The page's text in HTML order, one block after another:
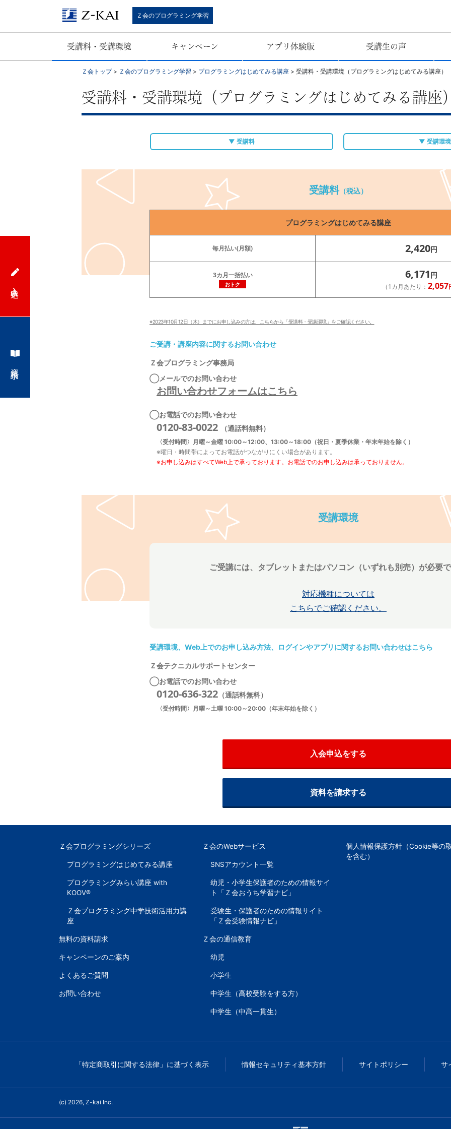
児
か
の
プ
グ
ラ
ミ
Ｚ会のプログラミング学習
受講料・受講環境 キャンペーン アプリ体験版 受講生の声
Ｚ会トップ> Ｚ会のプログラミング学習 > プログラミングはじめてみる講座 > 受講料・受講環境（プログラミングはじめてみる講座）
受講料・受講環境（プログラミングはじめてみる講座
▼ 受講料 ▼ 受講環境
受講料（税込）
プログラミングはじめてみる講座
毎月払い(月額) 2,420円
3カ月一括払い
おトク
6,171円
（1カ月あたり： 2,057
※2023年10月12日（木）までにお申し込みの方は、こちらから「受講料・受講環境」をご確認ください。
ご受講・講座内容に関するお問い合わせ
Ｚ会プログラミング事務局
◯メールでのお問い合わせ
お問い合わせフォームはこちら
◯お電話でのお問い合わせ
0120-83-0022 （通話料無料）
〈受付時間〉月曜～金曜 10:00～12:00、13:00～18:00（祝日・夏季休業・年末年始を除く）
※曜日・時間帯によってお電話がつながりにくい場合があります。
※お申し込みはすべてWeb上で承っております。お電話でのお申し込みは承っておりません。
受講環境
ご受講には、タブレットまたはパソコン（いずれも別売）が必要
対応機種については
こちらでご確認ください。
受講環境、Web上でのお申し込み方法、ログインやアプリに関するお問い合わせはこちら
Ｚ会テクニカルサポートセンター
◯お電話でのお問い合わせ
0120-636-322 （通話料無料）
〈受付時間〉月曜～土曜 10:00～20:00（年末年始を除く）
入会申込をする
資料を請求する
Ｚ会プログラミングシリーズ
プログラミングはじめてみる講座
プログラミングみらい講座 with
KOOV®
Ｚ会プログラミング中学技術活用力講
座
無料の資料請求
キャンペーンのご案内
よくあるご質問
お問い合わせ
Ｚ会のWebサービス
SNSアカウント一覧
幼児・小学生保護者のための情報サイ
ト「Ｚ会おうち学習ナビ」
受験生・保護者のための情報サイト
「Ｚ会受験情報ナビ」
Ｚ会の通信教育
幼児
小学生
中学生（高校受験をする方）
中学生（中高一貫生）
個人情報保護方針（Cookie等の
を含む）
「特定商取引に関する法律」に基づく表示 情報セキュリティ基本方針 サイトポリシー サ
(c) 2026, Z-kai Inc.